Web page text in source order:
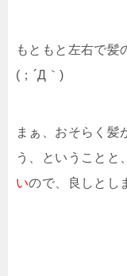
もともと左右で髪
(；´Д｀)
まぁ、おそらく髪
う、ということと、
いので、良しとし